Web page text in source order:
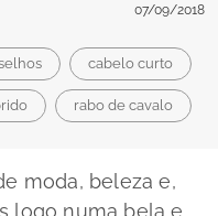
07/09/2018
cabelo curto
rabo de cavalo
moda, beleza e,
logo numa bela e